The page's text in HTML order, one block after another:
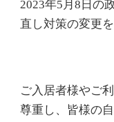
2023年5月8日の
直し対策の変更を
ご入居者様やご
尊重し、皆様の